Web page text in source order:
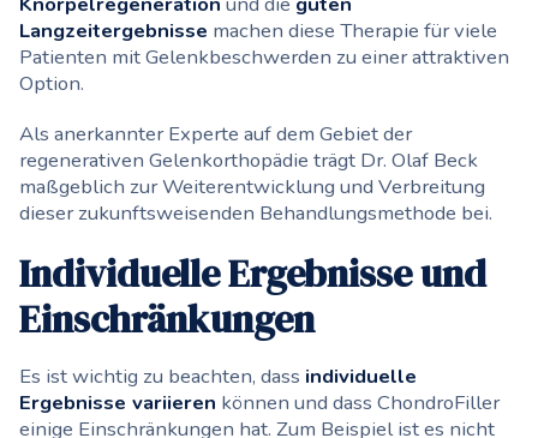
Langzeitergebnisse machen diese Therapie für viele
Patienten mit Gelenkbeschwerden zu einer attraktiven
Option.
Als anerkannter Experte auf dem Gebiet der
regenerativen Gelenkorthopädie trägt Dr. Olaf Beck
maßgeblich zur Weiterentwicklung und Verbreitung
dieser zukunftsweisenden Behandlungsmethode bei.
Individuelle Ergebnisse und
Einschränkungen
Es ist wichtig zu beachten, dass individuelle
Ergebnisse variieren können und dass ChondroFiller
einige Einschränkungen hat. Zum Beispiel ist es nicht